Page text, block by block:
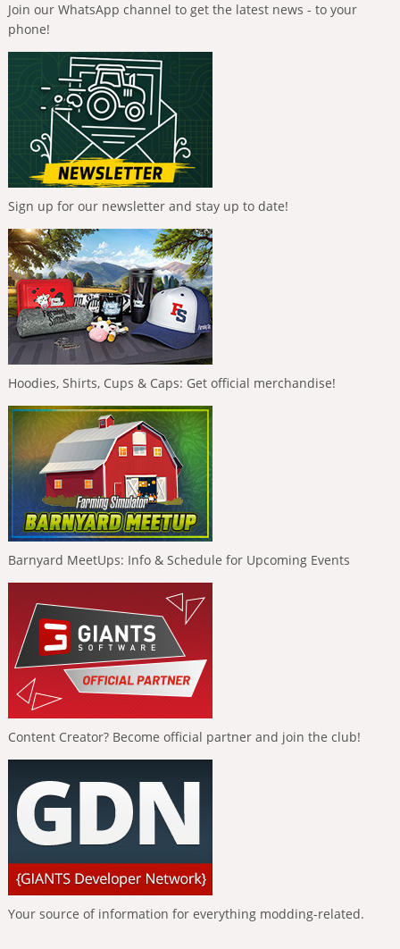
Join our WhatsApp channel to get the latest news - to your
phone!
Sign up for our newsletter and stay up to date!
Hoodies, Shirts, Cups & Caps: Get official merchandise!
Barnyard MeetUps: Info & Schedule for Upcoming Events
Content Creator? Become official partner and join the club!
Your source of information for everything modding-related.